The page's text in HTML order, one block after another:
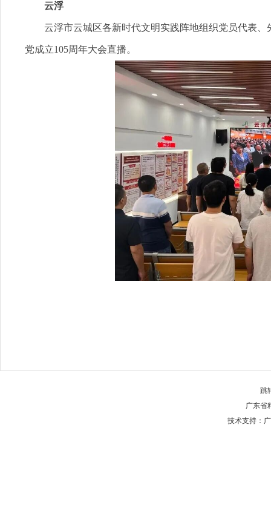
云浮
云浮市云城区各新时代文明实践阵地组织党员代表、
党成立105周年大会直播。
跳
广东省
技术支持：